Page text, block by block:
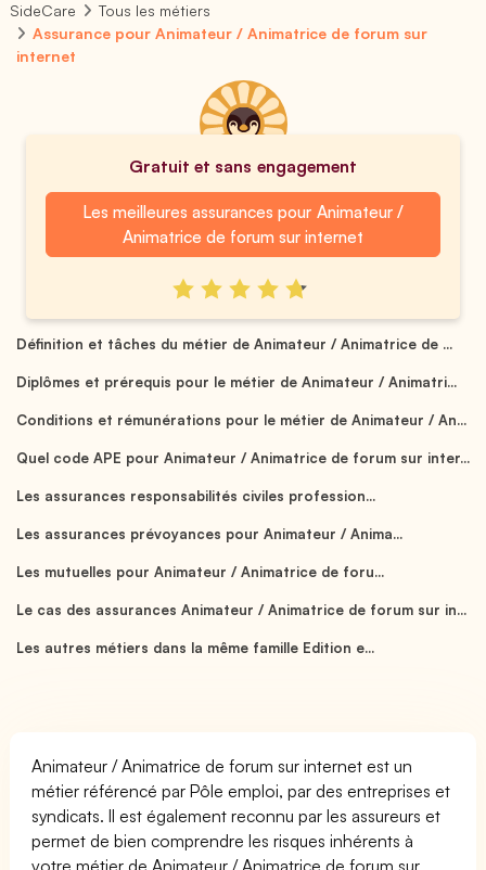
SideCare
Tous les métiers
Assurance pour Animateur / Animatrice de forum sur
internet
Gratuit et sans engagement
Les meilleures assurances pour Animateur /
Animatrice de forum sur internet
Définition et tâches du métier de Animateur / Animatrice de ...
Diplômes et prérequis pour le métier de Animateur / Animatri...
Conditions et rémunérations pour le métier de Animateur / An...
Quel code APE pour Animateur / Animatrice de forum sur inter...
Les assurances responsabilités civiles profession...
Les assurances prévoyances pour Animateur / Anima...
Les mutuelles pour Animateur / Animatrice de foru...
Le cas des assurances Animateur / Animatrice de forum sur in...
Les autres métiers dans la même famille Edition e...
Animateur / Animatrice de forum sur internet est un
métier référencé par Pôle emploi, par des entreprises et
syndicats. Il est également reconnu par les assureurs et
permet de bien comprendre les risques inhérents à
votre métier de Animateur / Animatrice de forum sur